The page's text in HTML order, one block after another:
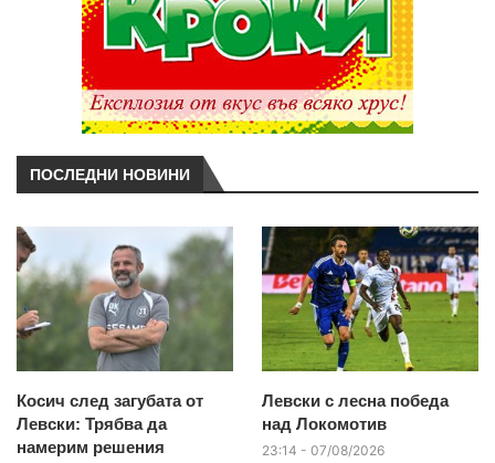
ПОСЛЕДНИ НОВИНИ
Косич след загубата от
Левски: Трябва да
намерим решения
Левски с лесна победа
над Локомотив
23:14 - 07/08/2026